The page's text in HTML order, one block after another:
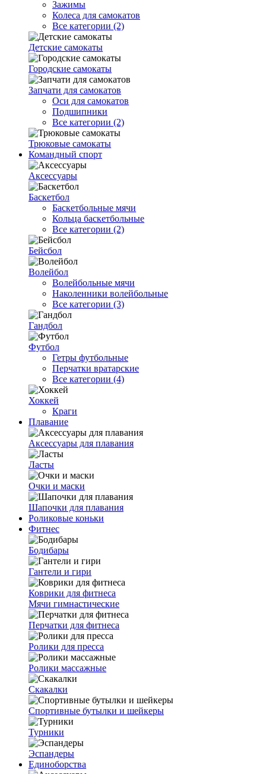
Зажимы
Колеса для самокатов
Все категории (2)
Детские самокаты
Городские самокаты
Запчати для самокатов
Оси для самокатов
Подшипники
Все категории (2)
Трюковые самокаты
Командный спорт
Аксессуары
Баскетбол
Баскетбольные мячи
Кольца баскетбольные
Все категории (2)
Бейсбол
Волейбол
Волейбольные мячи
Наколенники волейбольные
Все категории (3)
Гандбол
Футбол
Гетры футбольные
Перчатки вратарские
Все категории (4)
Хоккей
Краги
Плавание
Аксессуары для плавания
Ласты
Очки и маски
Шапочки для плавания
Роликовые коньки
Фитнес
Бодибары
Гантели и гири
Коврики для фитнеса
Мячи гимнастические
Перчатки для фитнеса
Ролики для пресса
Ролики массажные
Скакалки
Спортивные бутылки и шейкеры
Турники
Эспандеры
Единоборства